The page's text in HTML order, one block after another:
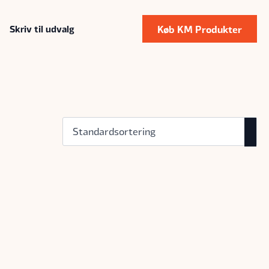
Skriv til udvalg Køb KM Produkter